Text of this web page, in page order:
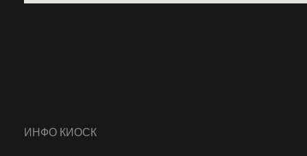
ИНФО КИОСК